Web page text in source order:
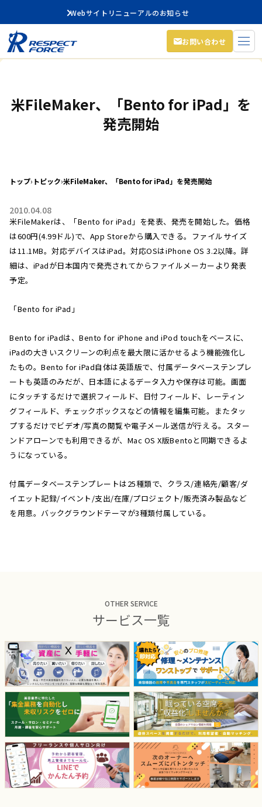
Webサイトリニューアルのお知らせ
お問い合わせ
米FileMaker、「Bento for iPad」を
発売開始
トップ› トピック›米FileMaker、「Bento for iPad」を発売開始
2010.04.08
米FileMakerは、「Bento for iPad」を発表、発売を開始した。価格
は600円(4.99ドル)で、App Storeから購入できる。ファイルサイズ
は11.1MB。対応デバイスはiPad。対応OSはiPhone OS 3.2以降。詳
細は、iPadが日本国内で発売されてからファイルメーカーより発表
予定。
「Bento for iPad」
Bento for iPadは、Bento for iPhone and iPod touchをベースに、
iPadの大きいスクリーンの利点を最大限に活かせるよう機能強化し
たもの。Bento for iPad自体は英語版で、付属データベーステンプレ
ートも英語のみだが、日本語によるデータ入力や保存は可能。画面
にタッチするだけで選択フィールド、日付フィールド、レーティン
グフィールド、チェックボックスなどの情報を編集可能。またタッ
プするだけでビデオ/写真の閲覧や電子メール送信が行える。スター
ンドアローンでも利用できるが、Mac OS X版Bentoと同期できるよ
うになっている。
付属データベーステンプレートは25種類で、クラス/連絡先/顧客/ダ
イエット記録/イベント/支出/在庫/プロジェクト/販売済み製品など
を用意。バックグラウンドテーマが3種類付属している。
OTHER SERVICE
サービス一覧